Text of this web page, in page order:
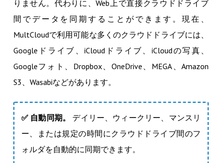
りません。代わりに、Web上で直接クラウドドライブ
間でデータを同期することができます。現在、
MultCloudで利用可能な多くのクラウドドライブには、
Googleドライブ、iCloudドライブ、iCloudの写真、
Googleフォト、Dropbox、OneDrive、MEGA、Amazon
S3、Wasabiなどがあります。
✅ 自動同期。 デイリー、ウィークリー、マンスリ
ー、または規定の時間にクラウドドライブ間のフ
ォルダを自動的に同期できます。